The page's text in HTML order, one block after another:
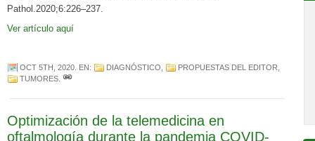
Pathol.2020;6:226–237.
Ver artículo aquí
OCT 5TH, 2020 . EN: DIAGNÓSTICO PROPUESTAS DEL EDITOR
TUMORES
Optimización de la telemedicina en
oftalmología durante la pandemia COVID-